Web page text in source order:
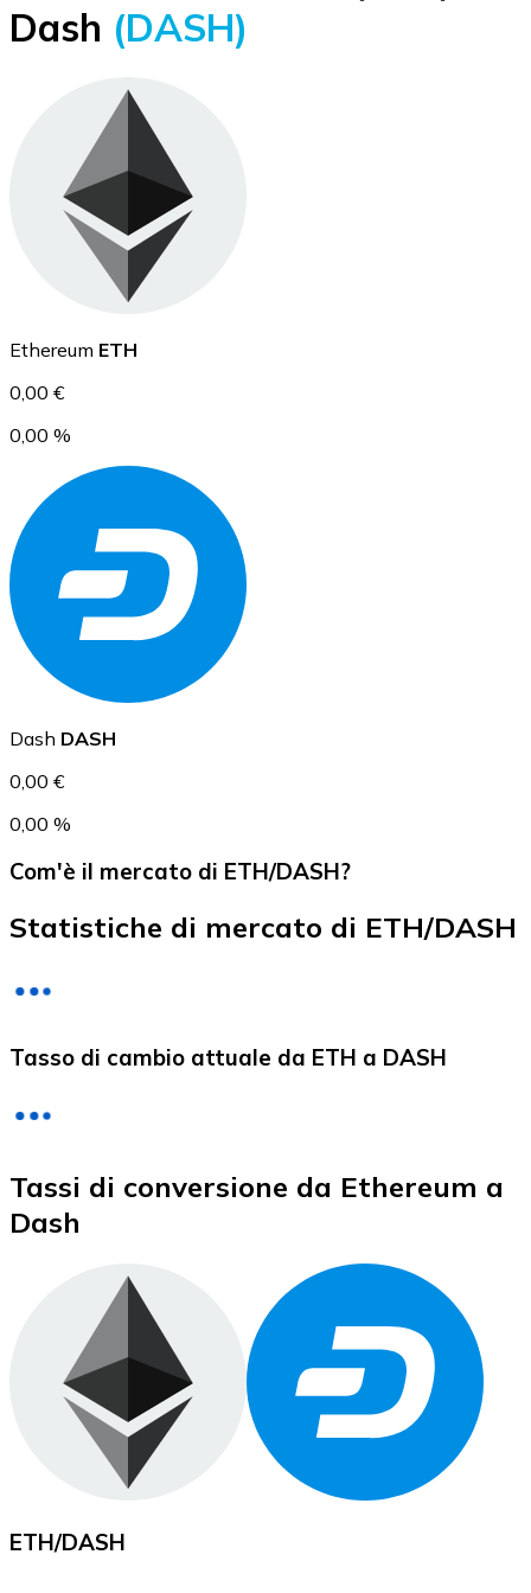
BTC
Ethereum
ETH
USD Coin
USDC
XRP
XRP
Dash (DASH)
Ethereum ETH
0,00 €
0,00 %
Dash DASH
0,00 €
0,00 %
Com'è il mercato di ETH/DASH?
Statistiche di mercato di ETH/DASH
Tasso di cambio attuale da ETH a DASH
Tassi di conversione da Ethereum a
Dash
ETH/DASH